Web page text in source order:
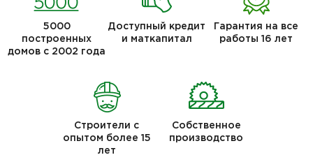
5000
построенных
домов с 2002 года
Доступный кредит
и маткапитал
Гарантия на все
работы 16 лет
Строители с
опытом более 15
лет
Собственное
производство